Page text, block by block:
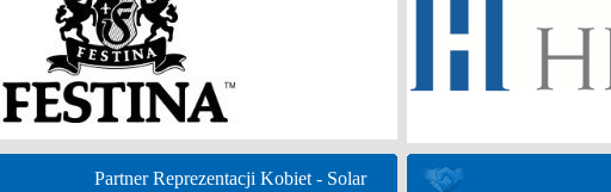
Partner Reprezentacji Kobiet - Solar